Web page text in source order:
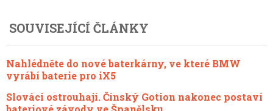
SOUVISEJÍCÍ ČLÁNKY
Nahlédněte do nové baterkárny, ve které BMW
vyrábí baterie pro iX5
Slováci ostrouhají. Čínský Gotion nakonec postaví